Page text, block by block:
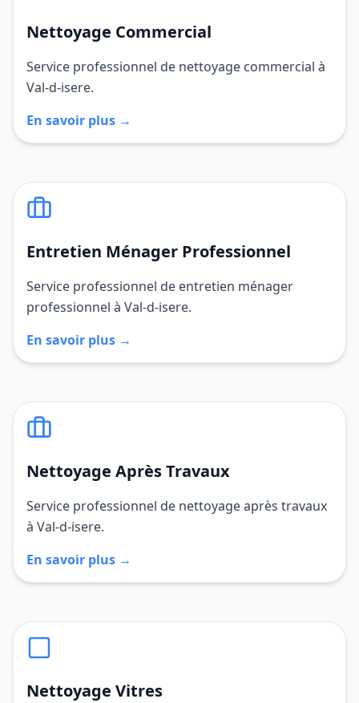
Nettoyage Commercial
Service professionnel de nettoyage commercial à
Val-d-isere.
En savoir plus →
Entretien Ménager Professionnel
Service professionnel de entretien ménager
professionnel à Val-d-isere.
En savoir plus →
Nettoyage Après Travaux
Service professionnel de nettoyage après travaux
à Val-d-isere.
En savoir plus →
Nettoyage Vitres